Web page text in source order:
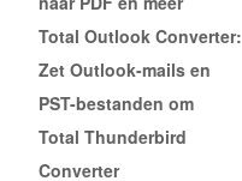
Total Outlook Converter:
Zet Outlook-mails en
PST-bestanden om
Total Thunderbird
Converter